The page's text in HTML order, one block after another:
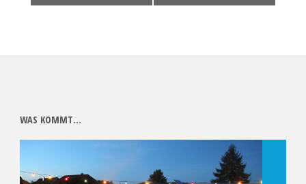
WAS KOMMT…